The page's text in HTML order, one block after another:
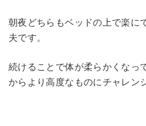
朝夜どちらもベッドの上で楽に
夫です。
続けることで体が柔らかくなっ
からより高度なものにチャレン